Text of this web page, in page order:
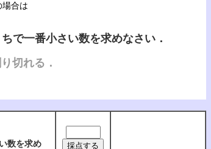
合は
で一番小さい数を求めなさい．
切れる．
数を求め